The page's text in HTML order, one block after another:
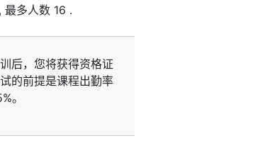
, 最多人数 16 .
后，您将获得资格证
的前提是课程出勤率
。